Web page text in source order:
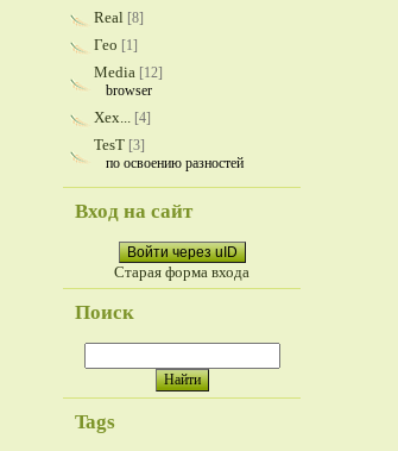
Real [8]
Гео [1]
Media [12]
browser
Хех... [4]
TesT [3]
по освоению разностей
Вход на сайт
Войти через uID
Старая форма входа
Поиск
Tags